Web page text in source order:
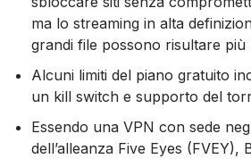
ma lo streaming in alta
grandi file possono risultare più
Alcuni limiti del piano gratuito
un kill switch e supporto del
Essendo una VPN con sede
dell’alleanza Five Eyes